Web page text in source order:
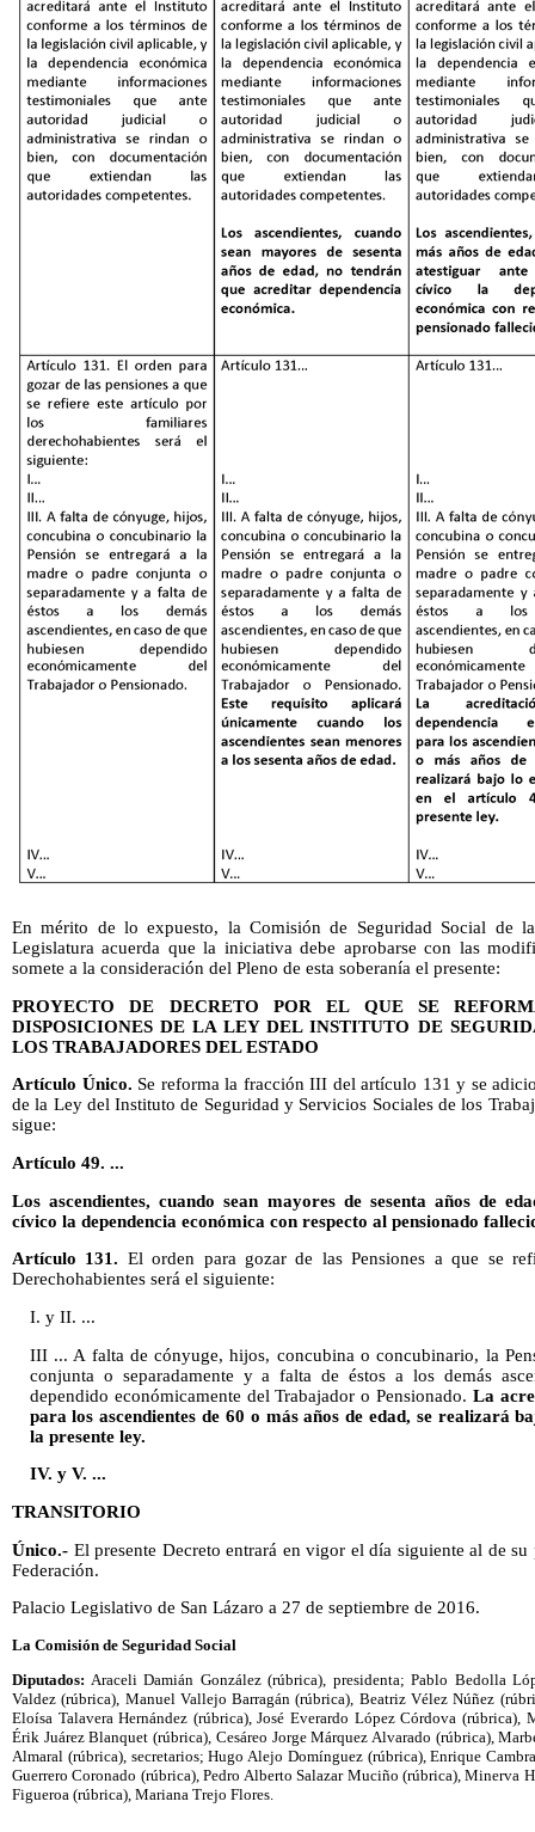
En mérito de lo expuesto, la Comisión de Seguridad Social de
Legislatura acuerda que la iniciativa debe aprobarse con las
somete a la consideración del Pleno de esta soberanía el presente:
PROYECTO DE DECRETO POR EL QUE SE
DISPOSICIONES DE LA LEY DEL INSTITUTO DE
LOS TRABAJADORES DEL ESTADO
Artículo Único. Se reforma la fracción III del artículo 131 y se
de la Ley del Instituto de Seguridad y Servicios Sociales de los
sigue:
Artículo 49. ...
Los ascendientes, cuando sean mayores de sesenta años de
cívico la dependencia económica con respecto al pensionado
Artículo 131. El orden para gozar de las Pensiones a que se
Derechohabientes será el siguiente:
I. y II. ...
III ... A falta de cónyuge, hijos, concubina o concubinario, la
conjunta o separadamente y a falta de éstos a los demás
dependido económicamente del Trabajador o Pensionado.La
para los ascendientes de 60 o más años de edad, se realizará
la presente ley.
IV. y V. ...
TRANSITORIO
Único.- El presente Decreto entrará en vigor el día siguiente al de
Federación.
Palacio Legislativo de San Lázaro a 27 de septiembre de 2016.
La Comisión de Seguridad Social
Diputados: Araceli Damián González (rúbrica), presidenta; Pablo Bedolla
Valdez (rúbrica), Manuel Vallejo Barragán (rúbrica), Beatriz Vélez Núñez
Eloísa Talavera Hernández (rúbrica), José Everardo López Córdova
Érik Juárez Blanquet (rúbrica), Cesáreo Jorge Márquez Alvarado (rúbrica),
Almaral (rúbrica), secretarios; Hugo Alejo Domínguez (rúbrica), Enrique
Guerrero Coronado (rúbrica), Pedro Alberto Salazar Muciño (rúbrica), Minerva
Figueroa (rúbrica), Mariana Trejo Flores.